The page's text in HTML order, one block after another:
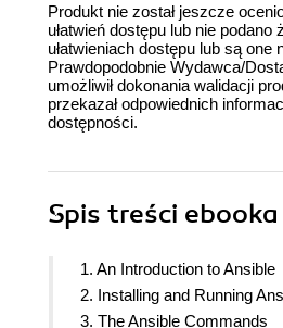
Produkt nie został jeszcze
ułatwień dostępu lub nie
ułatwieniach dostępu lub są one
Prawdopodobnie Wydawca/
umożliwił dokonania walidacji
przekazał odpowiednich
dostępności.
Spis treści ebooka
1. An Introduction to Ansible
2. Installing and Running
3. The Ansible Commands